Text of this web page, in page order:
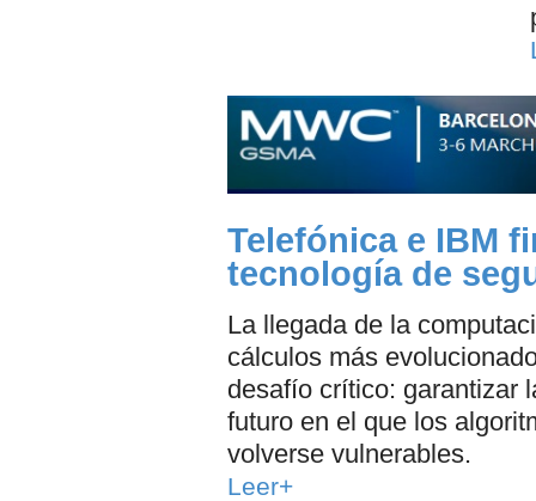
Telefónica e IBM
tecnología de
La llegada de la
cálculos más
desafío crítico: garantizar
futuro en el que los
volverse vulnerables.
Leer+